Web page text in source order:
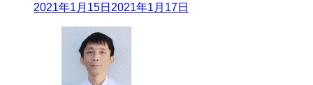
2021年1月15日 2021年1月17日